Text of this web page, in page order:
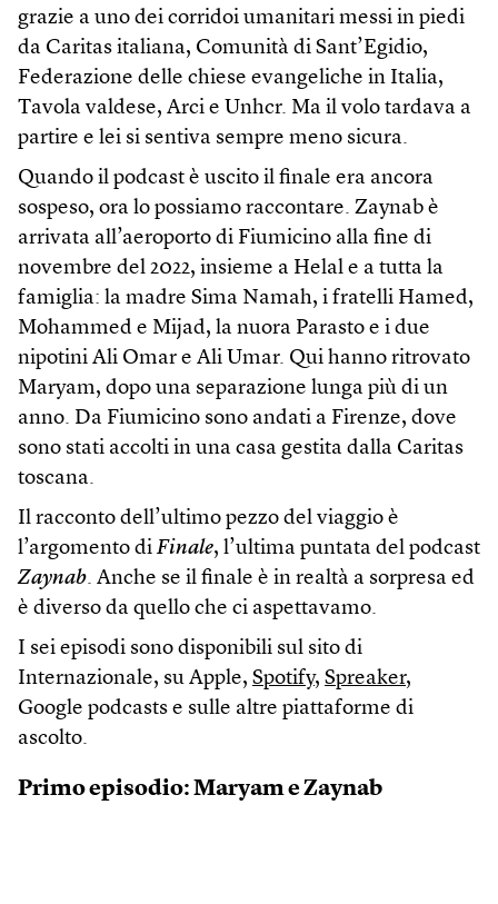
grazie a uno dei corridoi umanitari messi in piedi
da Caritas italiana, Comunità di Sant’Egidio,
Federazione delle chiese evangeliche in Italia,
Tavola valdese, Arci e Unhcr. Ma il volo tardava a
partire e lei si sentiva sempre meno sicura.
Quando il podcast è uscito il finale era ancora
sospeso, ora lo possiamo raccontare. Zaynab è
arrivata all’aeroporto di Fiumicino alla fine di
novembre del 2022, insieme a Helal e a tutta la
famiglia: la madre Sima Namah, i fratelli Hamed,
Mohammed e Mijad, la nuora Parasto e i due
nipotini Ali Omar e Ali Umar. Qui hanno ritrovato
Maryam, dopo una separazione lunga più di un
anno. Da Fiumicino sono andati a Firenze, dove
sono stati accolti in una casa gestita dalla Caritas
toscana.
Il racconto dell’ultimo pezzo del viaggio è
l’argomento di Finale, l’ultima puntata del podcast
Zaynab. Anche se il finale è in realtà a sorpresa ed
è diverso da quello che ci aspettavamo.
I sei episodi sono disponibili sul sito di
Internazionale, su Apple, Spotify, Spreaker,
Google podcasts e sulle altre piattaforme di
ascolto.
Primo episodio: Maryam e Zaynab